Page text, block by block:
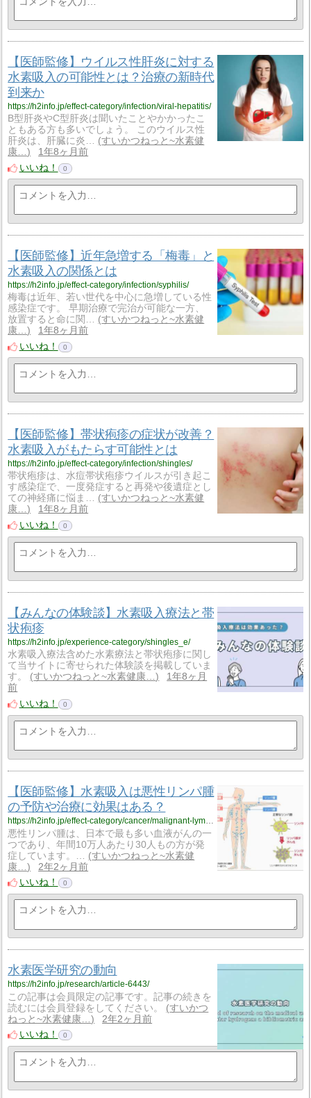
【医師監修】ウイルス性肝炎に対する
水素吸入の可能性とは？治療の新時代
到来か
https://h2info.jp/effect-category/infection/viral-hepatitis/
B型肝炎やC型肝炎は聞いたことやかかったこ
ともある方も多いでしょう。 このウイルス性
肝炎は、肝臓に炎…
すいかつねっと~水素健
康…
1年8ヶ月前
いいね！
0
【医師監修】近年急増する「梅毒」と
水素吸入の関係とは
https://h2info.jp/effect-category/infection/syphilis/
梅毒は近年、若い世代を中心に急増している性
感染症です。 早期治療で完治が可能な一方、
放置すると命に関…
すいかつねっと~水素健
康…
1年8ヶ月前
いいね！
0
【医師監修】帯状疱疹の症状が改善？
水素吸入がもたらす可能性とは
https://h2info.jp/effect-category/infection/shingles/
帯状疱疹は、水痘帯状疱疹ウイルスが引き起こ
す感染症で、一度発症すると再発や後遺症とし
ての神経痛に悩ま…
すいかつねっと~水素健
康…
1年8ヶ月前
いいね！
0
【みんなの体験談】水素吸入療法と帯
状疱疹
https://h2info.jp/experience-category/shingles_e/
水素吸入療法含めた水素療法と帯状疱疹に関し
て当サイトに寄せられた体験談を掲載していま
す。
すいかつねっと~水素健康…
1年8ヶ月
前
いいね！
0
【医師監修】水素吸入は悪性リンパ腫
の予防や治療に効果はある？
https://h2info.jp/effect-category/cancer/malignant-lymphoma/
悪性リンパ腫は、日本で最も多い血液がんの一
つであり、年間10万人あたり30人もの方が発
症しています。…
すいかつねっと~水素健
康…
2年2ヶ月前
いいね！
0
水素医学研究の動向
https://h2info.jp/research/article-6443/
この記事は会員限定の記事です。記事の続きを
読むには会員登録をしてください。
すいかつ
ねっと~水素健康…
2年2ヶ月前
いいね！
0